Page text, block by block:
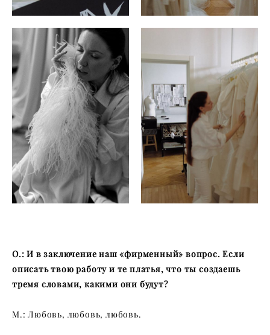
О.: И в заключение наш «фирменный» вопрос. Если
описать твою работу и те платья, что ты создаешь
тремя словами, какими они будут?
М.: Любовь, любовь, любовь.